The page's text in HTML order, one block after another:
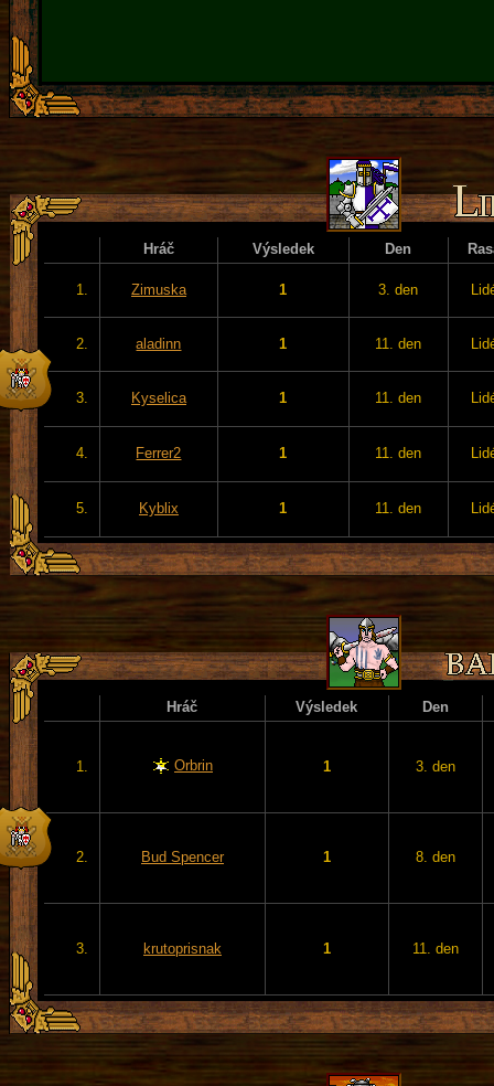
Hráč Výsledek Den
1. Zimuska 1 3. den
2. aladinn 1 11. den
3. Kyselica 1 11. den
4. Ferrer2 1 11. den
5. Kyblix 1 11. den
Hráč Výsledek Den
1. Orbrin 1 3. den
2. Bud Spencer 1 8. den
3. krutoprisnak 1 11. den